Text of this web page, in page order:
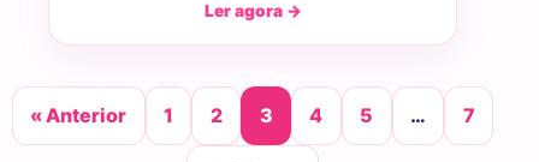
Ler agora →
« Anterior 1 2 3 4 5 … 7